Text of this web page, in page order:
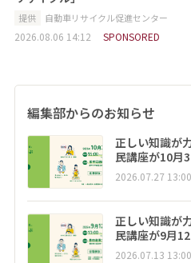
提供 自動車リサイクル促進センター
2026.08.06 14:12 SPONSORED
編集部からのお知らせ
正しい知識が
民講座が10月
2026.07.27 13:00
正しい知識が
民講座が9月
2026.07.13 13:00